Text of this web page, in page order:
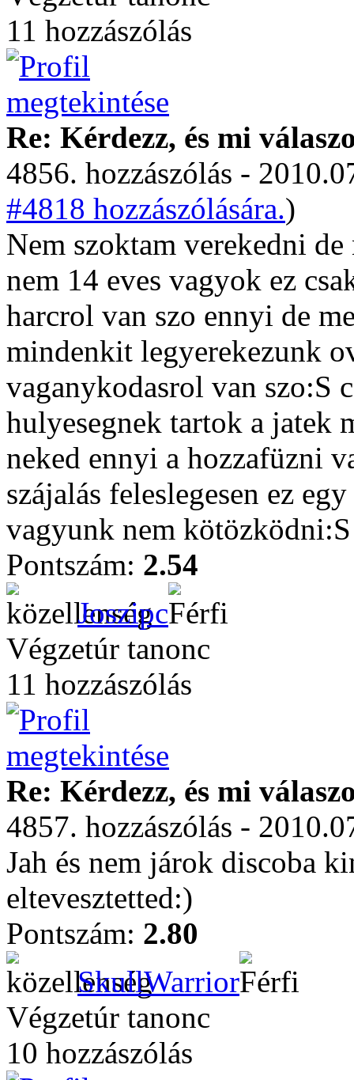
11 hozzászólás
Re: Kérdezz, és mi
4856. hozzászólás -
#4818 hozzászólására.)
Nem szoktam verekedni
nem 14 eves vagyok ez
harcrol van szo ennyi de
mindenkit legyerekezunk
vaganykodasrol van szo:S
hulyesegnek tartok a jatek
neked ennyi a hozzafüzni
szájalás feleslegesen ez
vagyunk nem kötözködni:S
Pontszám: 2.54
Joszipc
Végzetúr tanonc
11 hozzászólás
Re: Kérdezz, és mi
4857. hozzászólás -
Jah és nem járok discoba
eltevesztetted:)
Pontszám: 2.80
SkullWarrior
Végzetúr tanonc
10 hozzászólás